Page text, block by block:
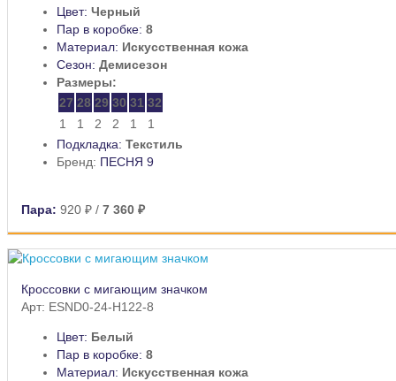
Цвет: Черный
Пар в коробке: 8
Материал: Искусственная кожа
Сезон: Демисезон
Размеры:
27 28 29 30 31 32
1
1 2 2 1
1
Подкладка: Текстиль
Бренд: ПЕСНЯ 9
Пара: 920 ₽ / 7 360 ₽
Кроссовки с мигающим значком
Арт: ESND0-24-H122-8
Цвет: Белый
Пар в коробке: 8
Материал: Искусственная кожа